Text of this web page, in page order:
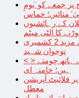
پر جمعے کو ’یومِ
منائیں؛ حماس
کے رہائشیوں
کا الٹی میٹم
بھارتی فوج کی ریاستی دہشت گردی میں مزید 2 کشمیری
نوجوان شہید
< > صیہونی حکومت پر حملہ کرنے والوں کے ہاتھ چومتے
ہیں؛ خامنہ ای
فلائیٹ آپریشن
معطل